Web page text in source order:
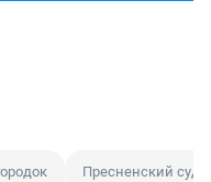
Пресненский суд